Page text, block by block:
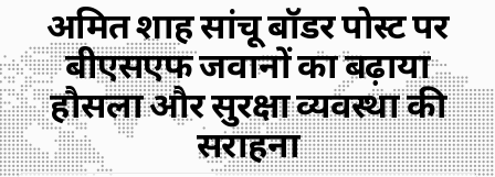
अमित शाह सांचू बॉर्डर पोस्ट पर
बीएसएफ जवानों का बढ़ाया
हौसला और सुरक्षा व्यवस्था की
सराहना